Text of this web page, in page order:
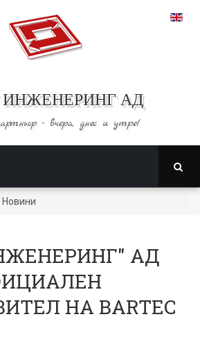
ИНЖЕНЕРИНГ АД
- вчера, днес и утре!
Новини
АД
НА BARTEC